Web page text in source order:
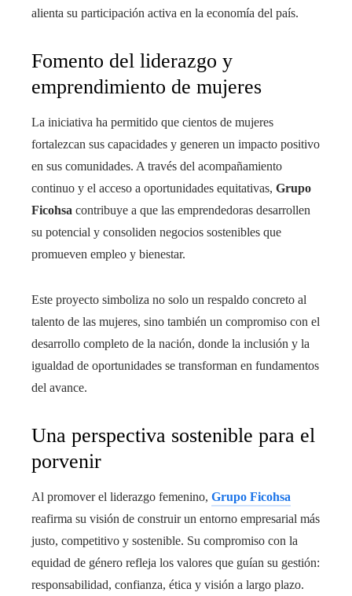
alienta su participación activa en la economía del país.
Fomento del liderazgo y
emprendimiento de mujeres
La iniciativa ha permitido que cientos de mujeres
fortalezcan sus capacidades y generen un impacto positivo
en sus comunidades. A través del acompañamiento
continuo y el acceso a oportunidades equitativas, Grupo
Ficohsa contribuye a que las emprendedoras desarrollen
su potencial y consoliden negocios sostenibles que
promueven empleo y bienestar.
Este proyecto simboliza no solo un respaldo concreto al
talento de las mujeres, sino también un compromiso con el
desarrollo completo de la nación, donde la inclusión y la
igualdad de oportunidades se transforman en fundamentos
del avance.
Una perspectiva sostenible para el
porvenir
Al promover el liderazgo femenino, Grupo Ficohsa
reafirma su visión de construir un entorno empresarial más
justo, competitivo y sostenible. Su compromiso con la
equidad de género refleja los valores que guían su gestión:
responsabilidad, confianza, ética y visión a largo plazo.